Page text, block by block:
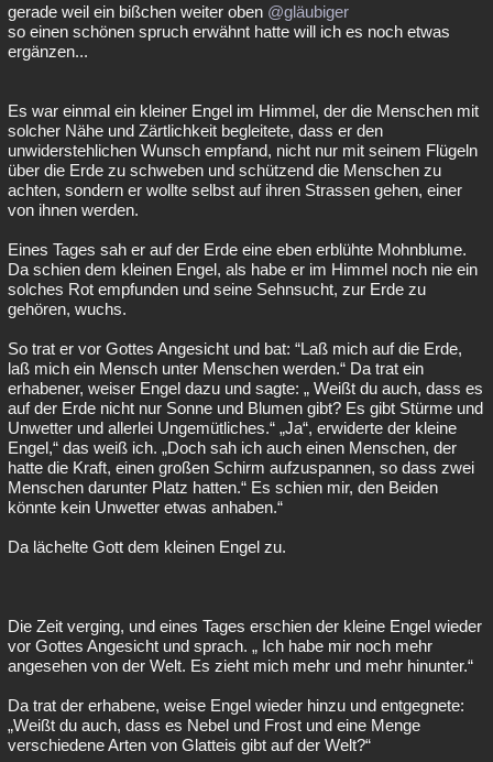
gerade weil ein bißchen weiter oben @gläubiger
so einen schönen spruch erwähnt hatte will ich es noch etwas
ergänzen...
Es war einmal ein kleiner Engel im Himmel, der die Menschen mit
solcher Nähe und Zärtlichkeit begleitete, dass er den
unwiderstehlichen Wunsch empfand, nicht nur mit seinem Flügeln
über die Erde zu schweben und schützend die Menschen zu
achten, sondern er wollte selbst auf ihren Strassen gehen, einer
von ihnen werden.
Eines Tages sah er auf der Erde eine eben erblühte Mohnblume.
Da schien dem kleinen Engel, als habe er im Himmel noch nie ein
solches Rot empfunden und seine Sehnsucht, zur Erde zu
gehören, wuchs.
So trat er vor Gottes Angesicht und bat: “Laß mich auf die Erde,
laß mich ein Mensch unter Menschen werden.“ Da trat ein
erhabener, weiser Engel dazu und sagte: „ Weißt du auch, dass es
auf der Erde nicht nur Sonne und Blumen gibt? Es gibt Stürme und
Unwetter und allerlei Ungemütliches.“ „Ja“, erwiderte der kleine
Engel,“ das weiß ich. „Doch sah ich auch einen Menschen, der
hatte die Kraft, einen großen Schirm aufzuspannen, so dass zwei
Menschen darunter Platz hatten.“ Es schien mir, den Beiden
könnte kein Unwetter etwas anhaben.“
Da lächelte Gott dem kleinen Engel zu.
Die Zeit verging, und eines Tages erschien der kleine Engel wieder
vor Gottes Angesicht und sprach. „ Ich habe mir noch mehr
angesehen von der Welt. Es zieht mich mehr und mehr hinunter.“
Da trat der erhabene, weise Engel wieder hinzu und entgegnete:
„Weißt du auch, dass es Nebel und Frost und eine Menge
verschiedene Arten von Glatteis gibt auf der Welt?“